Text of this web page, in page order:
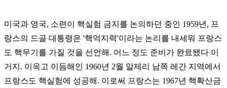
미국과 영국, 소련이 핵실험 금지를 논의하던 중인 1959년, 프
랑스의 드골 대통령은 '핵억지력'이라는 논리를 내세워 프랑스
도 핵무기를 가질 것을 선언해. 어느 정도 준비가 완료됐다 이
거지. 이윽고 이듬해인 1960년 2월 알제리 남쪽 레간 지역에서
프랑스도 핵실험에 성공해. 이로써 프랑스는 1967년 핵확산금